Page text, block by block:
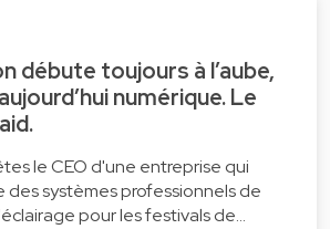
débute toujours à l’aube,
numérique. Le
le CEO d'une entreprise qui
des systèmes professionnels de
pour les festivals de…